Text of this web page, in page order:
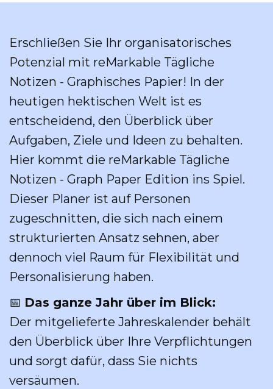
Erschließen Sie Ihr organisatorisches
Potenzial mit reMarkable Tägliche
Notizen - Graphisches Papier! In der
heutigen hektischen Welt ist es
entscheidend, den Überblick über
Aufgaben, Ziele und Ideen zu behalten.
Hier kommt die reMarkable Tägliche
Notizen - Graph Paper Edition ins Spiel.
Dieser Planer ist auf Personen
zugeschnitten, die sich nach einem
strukturierten Ansatz sehnen, aber
dennoch viel Raum für Flexibilität und
Personalisierung haben.
📅 Das ganze Jahr über im Blick:
Der mitgelieferte Jahreskalender behält
den Überblick über Ihre Verpflichtungen
und sorgt dafür, dass Sie nichts
versäumen.